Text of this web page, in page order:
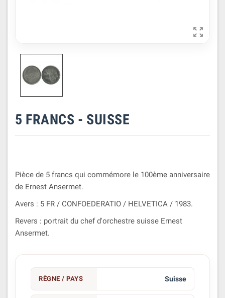

5 FRANCS - SUISSE
Pièce de 5 francs qui commémore le 100ème anniversaire
de Ernest Ansermet.
Avers : 5 FR / CONFOEDERATIO / HELVETICA / 1983.
Revers : portrait du chef d'orchestre suisse Ernest
Ansermet.
RÈGNE / PAYS Suisse